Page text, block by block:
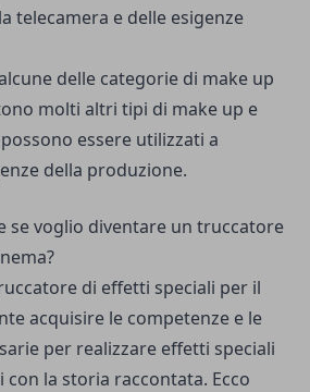
telecamera e delle esigenze
delle categorie di make up
molti altri tipi di make up e
essere utilizzati a
della produzione.
se voglio diventare un truccatore
di effetti speciali per il
acquisire le competenze e le
per realizzare effetti speciali
la storia raccontata. Ecco